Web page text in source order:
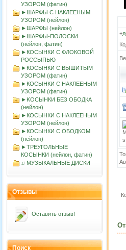
УЗОРОМ (фатин)
►ШАРФЫ С НАКЛЕЕНЫМ
УЗОРОМ (нейлон)
►ШАРФЫ (нейлон)
►ШАРФЫ-ПОЛОСКИ
(нейлон, фатин)
►КОСЫНКИ С ФЛОКОВОЙ
РОССЫПЬЮ
►КОСЫНКИ С ВЫШИТЫМ
УЗОРОМ (фатин)
►КОСЫНКИ С НАКЛЕЕНЫМ
УЗОРОМ (фатин)
►KOСЫНКИ БЕЗ ОБОДКА
(нейлон)
►КОСЫНКИ С НАКЛЕЕНЫМ
УЗОРОМ (нейлон)
►КОСЫНКИ С ОБОДКОМ
(нейлон)
►ТРЕУГОЛЬНЫЕ
КОСЫНКИ (нейлон, фатин)
♫ МУЗЫКАЛЬНЫЕ ДИСКИ
Отзывы
Оставить отзыв!
Поиск
+